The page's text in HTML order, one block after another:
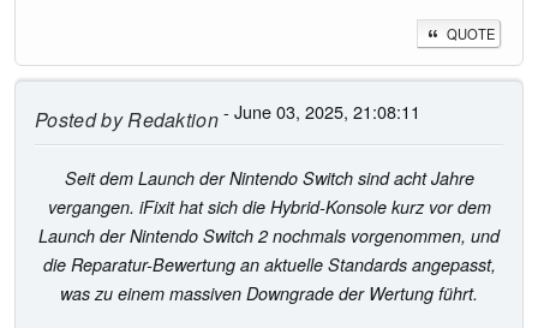
QUOTE
Posted byRedaktion- June 03, 2025, 21:08:11
Seit dem Launch der Nintendo Switch sind acht Jahre
vergangen. iFixit hat sich die Hybrid-Konsole kurz vor dem
Launch der Nintendo Switch 2 nochmals vorgenommen, und
die Reparatur-Bewertung an aktuelle Standards angepasst,
was zu einem massiven Downgrade der Wertung führt.